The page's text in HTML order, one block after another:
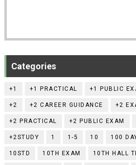
Categories
+1 +1 PRACTICAL +1 PUBLIC
+2 +2 CAREER GUIDANCE +2
+2 PRACTICAL +2 PUBLIC EXAM
+2STUDY 1 1-5 10 100
10STD 10TH EXAM 10TH HALL